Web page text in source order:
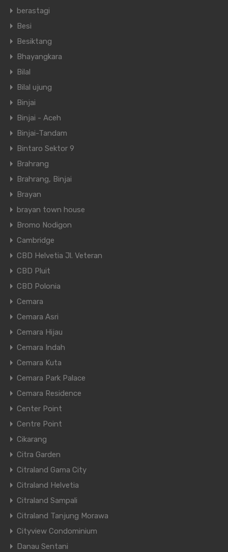
berastagi
Besi
Besiktang
Bhayangkara
Bilal
Bilal ujung
Binjai
Binjai - Aceh
Binjai-Tandam
Bintaro Sektor 9
Brahrang
Brahrang, Binjai
Brayan
brayan town house
Bromo Nodigon
Cambridge
CBD Helvetia Jl. Veteran
CBD Pluit
CBD Polonia
Cemara
Cemara Asri
Cemara Hijau
Cemara Indah
Cemara Kuta
Cemara Park Palace
Cemara Residence
Center Point
Centre Point
Cikarang
Citra Garden
Citraland Gama City
Citraland Helvetia
Citraland Sampali
Citraland Tanjung Morawa
Cityview Condominium
Danau Sentani